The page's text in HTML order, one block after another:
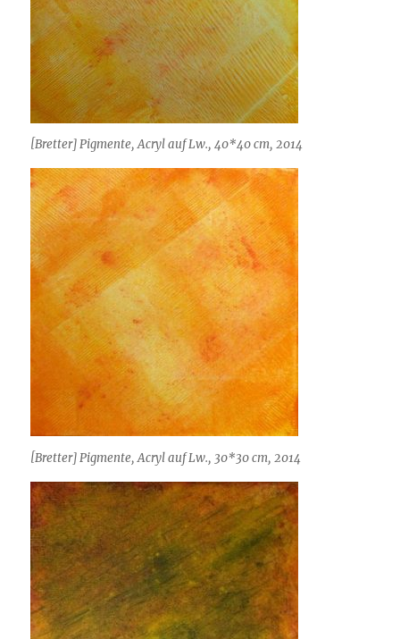
[Bretter] Pigmente, Acryl auf Lw., 40*40 cm, 2014
[Bretter] Pigmente, Acryl auf Lw., 30*30 cm, 2014